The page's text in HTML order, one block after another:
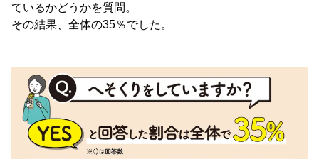
ているかどうかを質問。
その結果、全体の35％でした。